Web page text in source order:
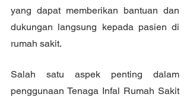
yang dapat memberikan bantuan dan
dukungan langsung kepada pasien di
rumah sakit.
Salah satu aspek penting dalam
penggunaan Tenaga Infal Rumah Sakit